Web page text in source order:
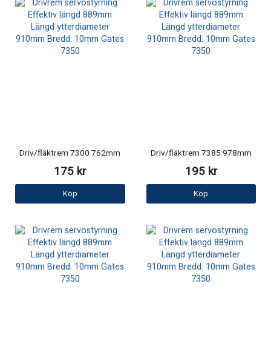
Driv/fläktrem 7300 762mm
175 kr
Köp
Driv/fläktrem 7385 978mm
195 kr
Köp